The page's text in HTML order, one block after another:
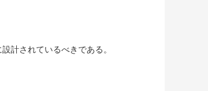
計されているべきである。